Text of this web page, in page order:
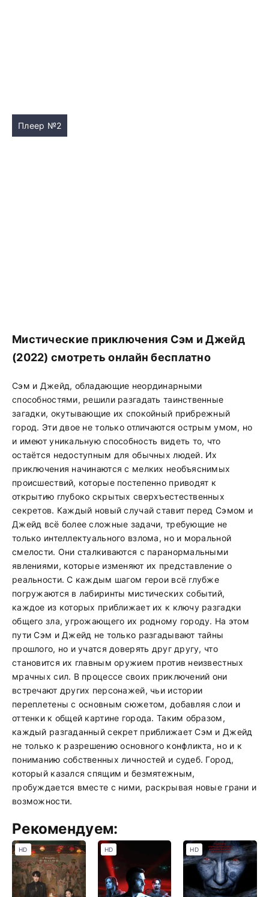
Плеер №2
Мистические приключения Сэм и Джейд
(2022) смотреть онлайн бесплатно
Сэм и Джейд, обладающие неординарными
способностями, решили разгадать таинственные
загадки, окутывающие их спокойный прибрежный
город. Эти двое не только отличаются острым умом, но
и имеют уникальную способность видеть то, что
остаётся недоступным для обычных людей. Их
приключения начинаются с мелких необъяснимых
происшествий, которые постепенно приводят к
открытию глубоко скрытых сверхъестественных
секретов. Каждый новый случай ставит перед Сэмом и
Джейд всё более сложные задачи, требующие не
только интеллектуального взлома, но и моральной
смелости. Они сталкиваются с паранормальными
явлениями, которые изменяют их представление о
реальности. С каждым шагом герои всё глубже
погружаются в лабиринты мистических событий,
каждое из которых приближает их к ключу разгадки
общего зла, угрожающего их родному городу. На этом
пути Сэм и Джейд не только разгадывают тайны
прошлого, но и учатся доверять друг другу, что
становится их главным оружием против неизвестных
мрачных сил. В процессе своих приключений они
встречают других персонажей, чьи истории
переплетены с основным сюжетом, добавляя слои и
оттенки к общей картине города. Таким образом,
каждый разгаданный секрет приближает Сэм и Джейд
не только к разрешению основного конфликта, но и к
пониманию собственных личностей и судеб. Город,
который казался спящим и безмятежным,
пробуждается вместе с ними, раскрывая новые грани и
возможности.
Рекомендуем:
HD HD HD